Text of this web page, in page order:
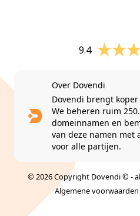
9.4
Over Dovendi
Dovendi brengt
We beheren ruim
domeinnamen en
van deze namen met
voor alle partijen.
© 2026 Copyright Dovendi © -
Algemene voorwaarden